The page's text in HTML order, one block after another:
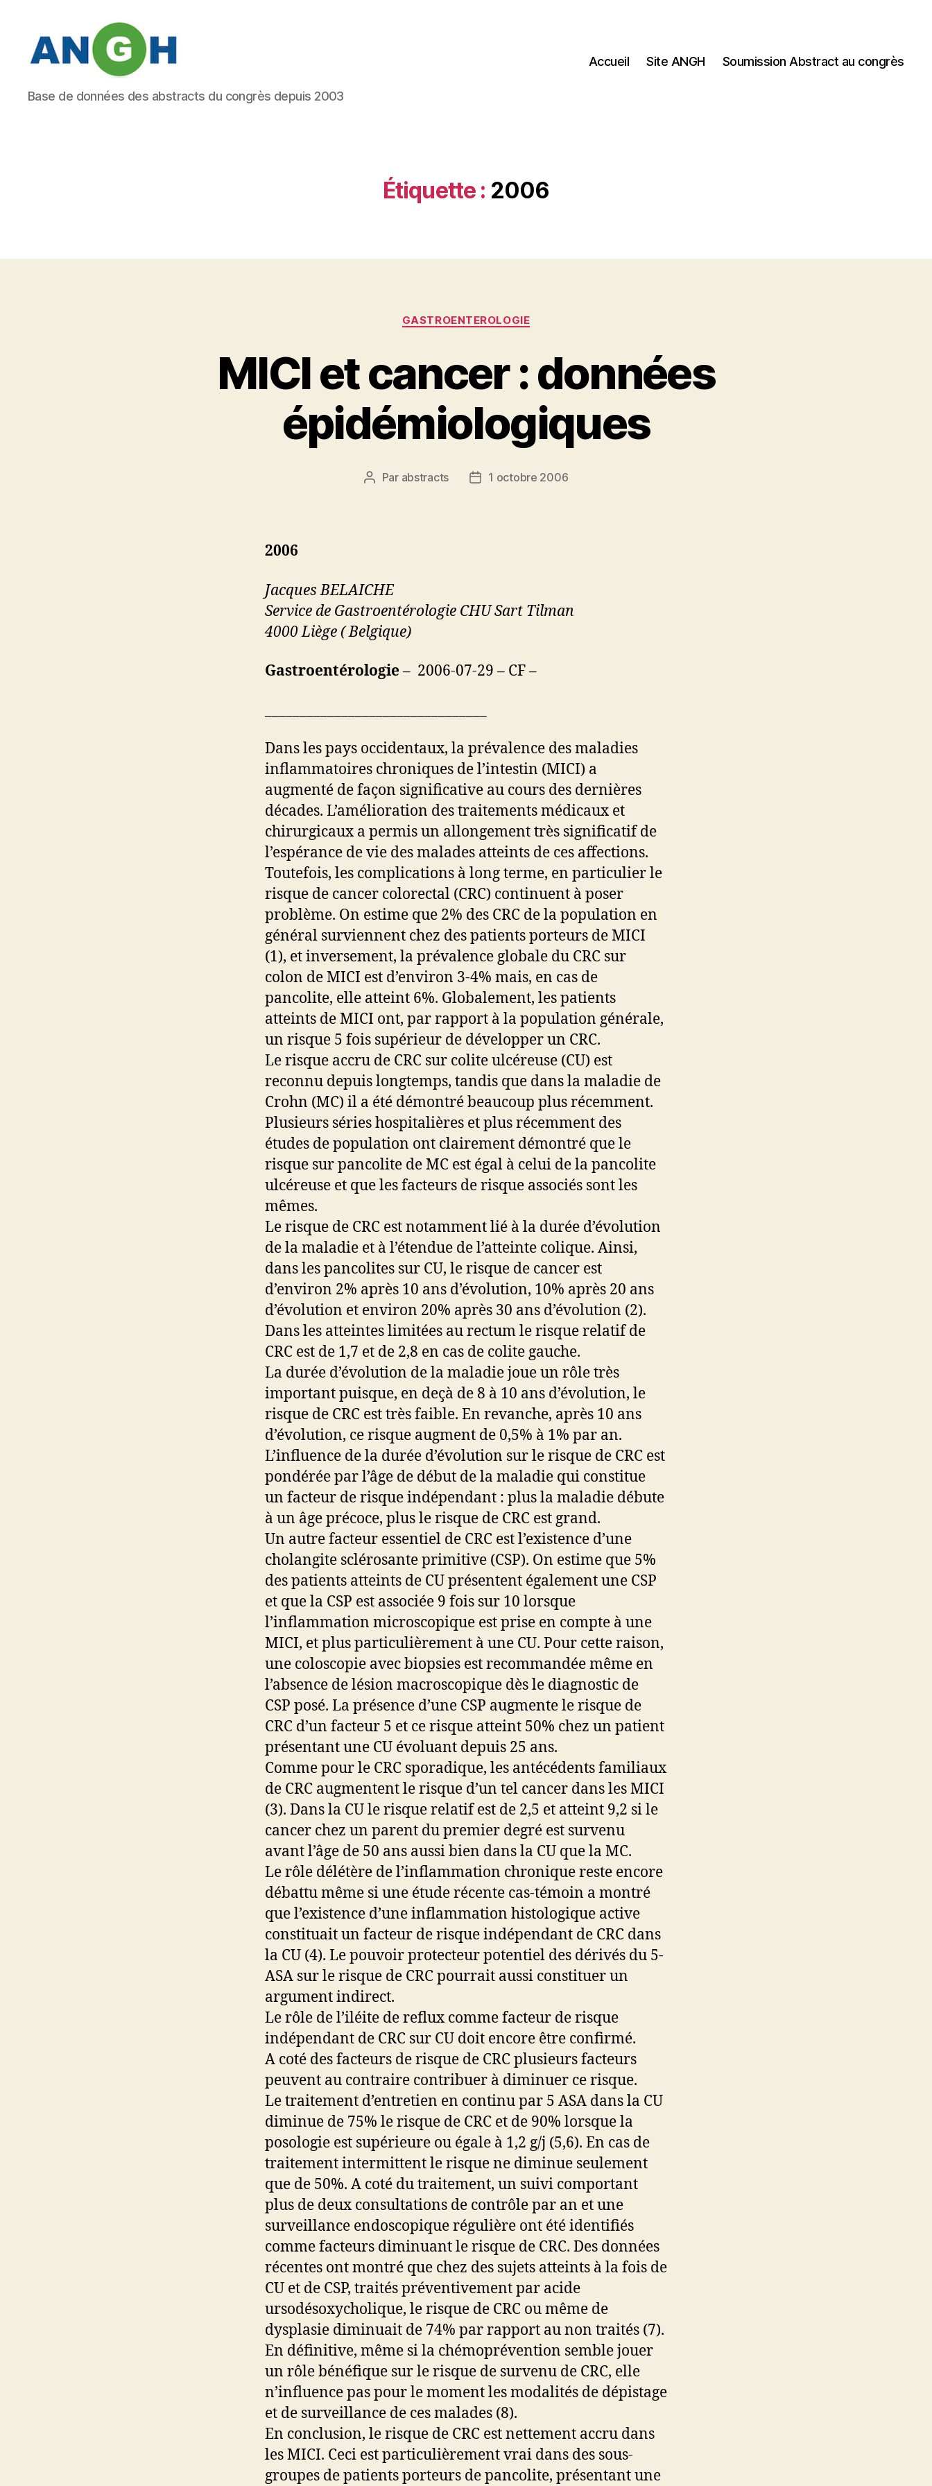
Abstracts
des
Base de données des abstracts du congrès depuis 2003
Accueil Site ANGH Soumission Abstract au congrès
Étiquette : 2006
Catégories
GASTROENTEROLOGIE
MICI et cancer : données
épidémiologiques
Auteur
Par abstracts
Date1 octobre 2006
2006
Jacques BELAICHE
Service de Gastroentérologie CHU Sart Tilman
4000 Liège ( Belgique)
Gastroentérologie– 2006-07-29 – CF –
Dans les pays occidentaux, la prévalence des maladies
inflammatoires chroniques de l’intestin (MICI) a
augmenté de façon significative au cours des dernières
décades. L’amélioration des traitements médicaux et
chirurgicaux a permis un allongement très significatif de
l’espérance de vie des malades atteints de ces affections.
Toutefois, les complications à long terme, en particulier le
risque de cancer colorectal (CRC) continuent à poser
problème. On estime que 2% des CRC de la population en
général surviennent chez des patients porteurs de MICI
(1), et inversement, la prévalence globale du CRC sur
colon de MICI est d’environ 3-4% mais, en cas de
pancolite, elle atteint 6%. Globalement, les patients
atteints de MICI ont, par rapport à la population générale,
un risque 5 fois supérieur de développer un CRC.
Le risque accru de CRC sur colite ulcéreuse (CU) est
reconnu depuis longtemps, tandis que dans la maladie de
Crohn (MC) il a été démontré beaucoup plus récemment.
Plusieurs séries hospitalières et plus récemment des
études de population ont clairement démontré que le
risque sur pancolite de MC est égal à celui de la pancolite
ulcéreuse et que les facteurs de risque associés sont les
mêmes.
Le risque de CRC est notamment lié à la durée d’évolution
de la maladie et à l’étendue de l’atteinte colique. Ainsi,
dans les pancolites sur CU, le risque de cancer est
d’environ 2% après 10 ans d’évolution, 10% après 20 ans
d’évolution et environ 20% après 30 ans d’évolution (2).
Dans les atteintes limitées au rectum le risque relatif de
CRC est de 1,7 et de 2,8 en cas de colite gauche.
La durée d’évolution de la maladie joue un rôle très
important puisque, en deçà de 8 à 10 ans d’évolution, le
risque de CRC est très faible. En revanche, après 10 ans
d’évolution, ce risque augment de 0,5% à 1% par an.
L’influence de la durée d’évolution sur le risque de CRC est
pondérée par l’âge de début de la maladie qui constitue
un facteur de risque indépendant : plus la maladie débute
à un âge précoce, plus le risque de CRC est grand.
Un autre facteur essentiel de CRC est l’existence d’une
cholangite sclérosante primitive (CSP). On estime que 5%
des patients atteints de CU présentent également une CSP
et que la CSP est associée 9 fois sur 10 lorsque
l’inflammation microscopique est prise en compte à une
MICI, et plus particulièrement à une CU. Pour cette raison,
une coloscopie avec biopsies est recommandée même en
l’absence de lésion macroscopique dès le diagnostic de
CSP posé. La présence d’une CSP augmente le risque de
CRC d’un facteur 5 et ce risque atteint 50% chez un patient
présentant une CU évoluant depuis 25 ans.
Comme pour le CRC sporadique, les antécédents familiaux
de CRC augmentent le risque d’un tel cancer dans les MICI
(3). Dans la CU le risque relatif est de 2,5 et atteint 9,2 si le
cancer chez un parent du premier degré est survenu
avant l’âge de 50 ans aussi bien dans la CU que la MC.
Le rôle délétère de l’inflammation chronique reste encore
débattu même si une étude récente cas-témoin a montré
que l’existence d’une inflammation histologique active
constituait un facteur de risque indépendant de CRC dans
la CU (4). Le pouvoir protecteur potentiel des dérivés du 5-
ASA sur le risque de CRC pourrait aussi constituer un
argument indirect.
Le rôle de l’iléite de reflux comme facteur de risque
indépendant de CRC sur CU doit encore être confirmé.
A coté des facteurs de risque de CRC plusieurs facteurs
peuvent au contraire contribuer à diminuer ce risque.
Le traitement d’entretien en continu par 5 ASA dans la CU
diminue de 75% le risque de CRC et de 90% lorsque la
posologie est supérieure ou égale à 1,2 g/j (5,6). En cas de
traitement intermittent le risque ne diminue seulement
que de 50%. A coté du traitement, un suivi comportant
plus de deux consultations de contrôle par an et une
surveillance endoscopique régulière ont été identifiés
comme facteurs diminuant le risque de CRC. Des données
récentes ont montré que chez des sujets atteints à la fois de
CU et de CSP, traités préventivement par acide
ursodésoxycholique, le risque de CRC ou même de
dysplasie diminuait de 74% par rapport au non traités (7).
En définitive, même si la chémoprévention semble jouer
un rôle bénéfique sur le risque de survenu de CRC, elle
n’influence pas pour le moment les modalités de dépistage
et de surveillance de ces malades (8).
En conclusion, le risque de CRC est nettement accru dans
les MICI. Ceci est particulièrement vrai dans des sous-
groupes de patients porteurs de pancolite, présentant une